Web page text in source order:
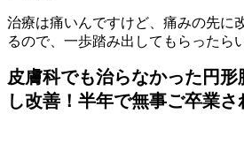
治療は痛いんですけど、痛みの先に
るので、一歩踏み出してもらったら
皮膚科でも治らなかった円
し改善！半年で無事ご卒業